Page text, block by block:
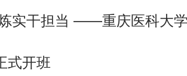
实干担当 ——重庆医科大
式开班